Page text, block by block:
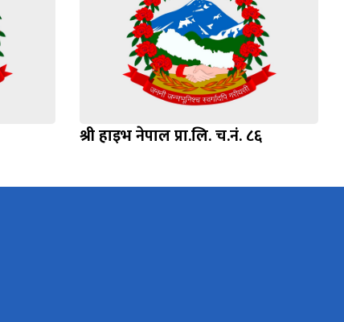
श्री हाइभ नेपाल प्रा.लि. च.नं. ८६